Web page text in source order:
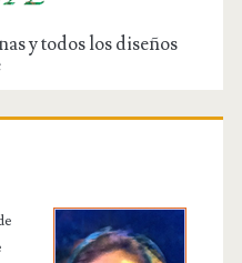
y todos los diseños